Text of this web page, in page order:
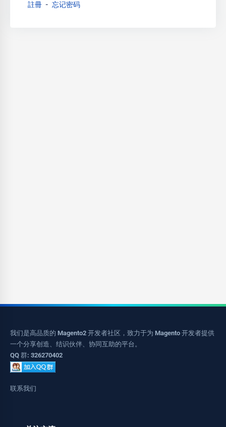
註冊 忘记密码
我们是高品质的 Magento2 开发者社区，致力于为 Magento 开发者提供
一个分享创造、结识伙伴、协同互助的平台。
QQ 群: 326270402
联系我们